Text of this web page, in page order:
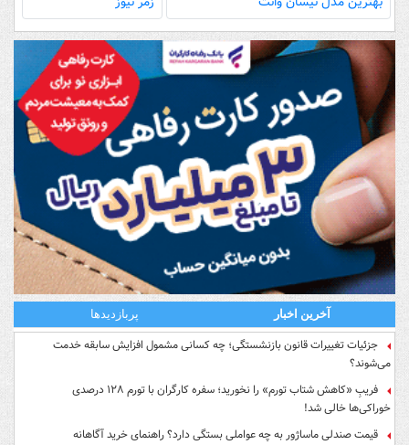
آخرین اخبار پربازدیدها
جزئیات تغییرات قانون بازنشستگی؛ چه کسانی مشمول افزایش سابقه خدمت
می‌شوند؟
فریبِ «کاهش شتاب تورم» را نخورید؛ سفره کارگران با تورم ۱۲۸ درصدی
خوراکی‌ها خالی شد!
قیمت صندلی ماساژور به چه عواملی بستگی دارد؟ راهنمای خرید آگاهانه